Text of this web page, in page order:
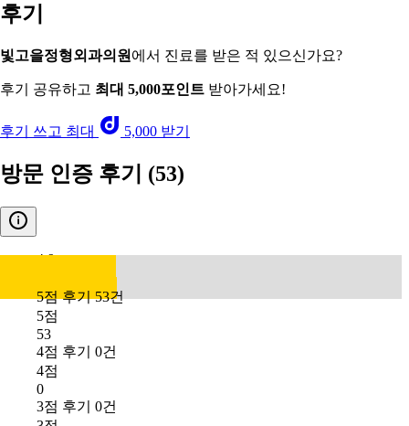
후기
빛고을정형외과의원 에서 진료를 받은 적 있으신가요?
후기 공유하고 최대 5,000포인트 받아가세요!
후기 쓰고 최대 5,000 받기
방문 인증 후기 (53)
4.9
5점 후기 53건
5점
53
4점 후기 0건
4점
0
3점 후기 0건